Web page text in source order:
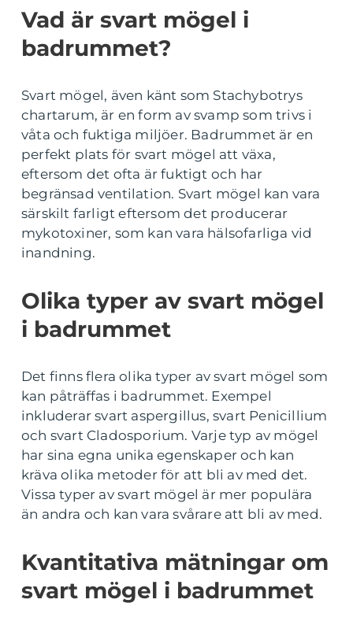
Vad är svart mögel i
badrummet?
Svart mögel, även känt som Stachybotrys
chartarum, är en form av svamp som trivs i
våta och fuktiga miljöer. Badrummet är en
perfekt plats för svart mögel att växa,
eftersom det ofta är fuktigt och har
begränsad ventilation. Svart mögel kan vara
särskilt farligt eftersom det producerar
mykotoxiner, som kan vara hälsofarliga vid
inandning.
Olika typer av svart mögel
i badrummet
Det finns flera olika typer av svart mögel som
kan påträffas i badrummet. Exempel
inkluderar svart aspergillus, svart Penicillium
och svart Cladosporium. Varje typ av mögel
har sina egna unika egenskaper och kan
kräva olika metoder för att bli av med det.
Vissa typer av svart mögel är mer populära
än andra och kan vara svårare att bli av med.
Kvantitativa mätningar om
svart mögel i badrummet